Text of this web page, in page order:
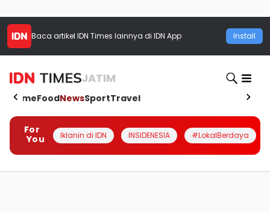
Baca artikel IDN Times lainnya di IDN App Install
JATIM
HomeFoodNewsSportTravel
For
You
Iklanin di IDN INSIDENESIA #LokalBerdaya